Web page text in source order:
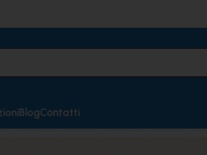
BlogContatti